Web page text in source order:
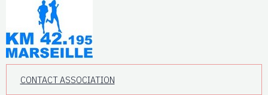
CONTACT ASSOCIATION